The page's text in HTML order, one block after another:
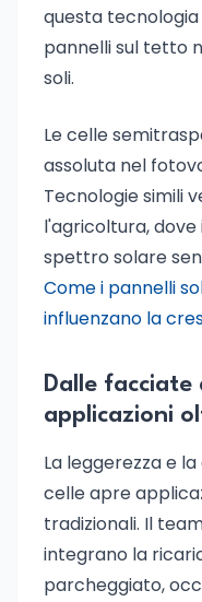
questa
pannelli sul tetto
soli.
Le celle
assoluta nel
Tecnologie simili
l'agricoltura,
spettro solare
Come i pannelli
influenzano la
Dalle facciate
applicazioni
La leggerezza e
celle apre
tradizionali. Il
integrano la
parcheggiato,